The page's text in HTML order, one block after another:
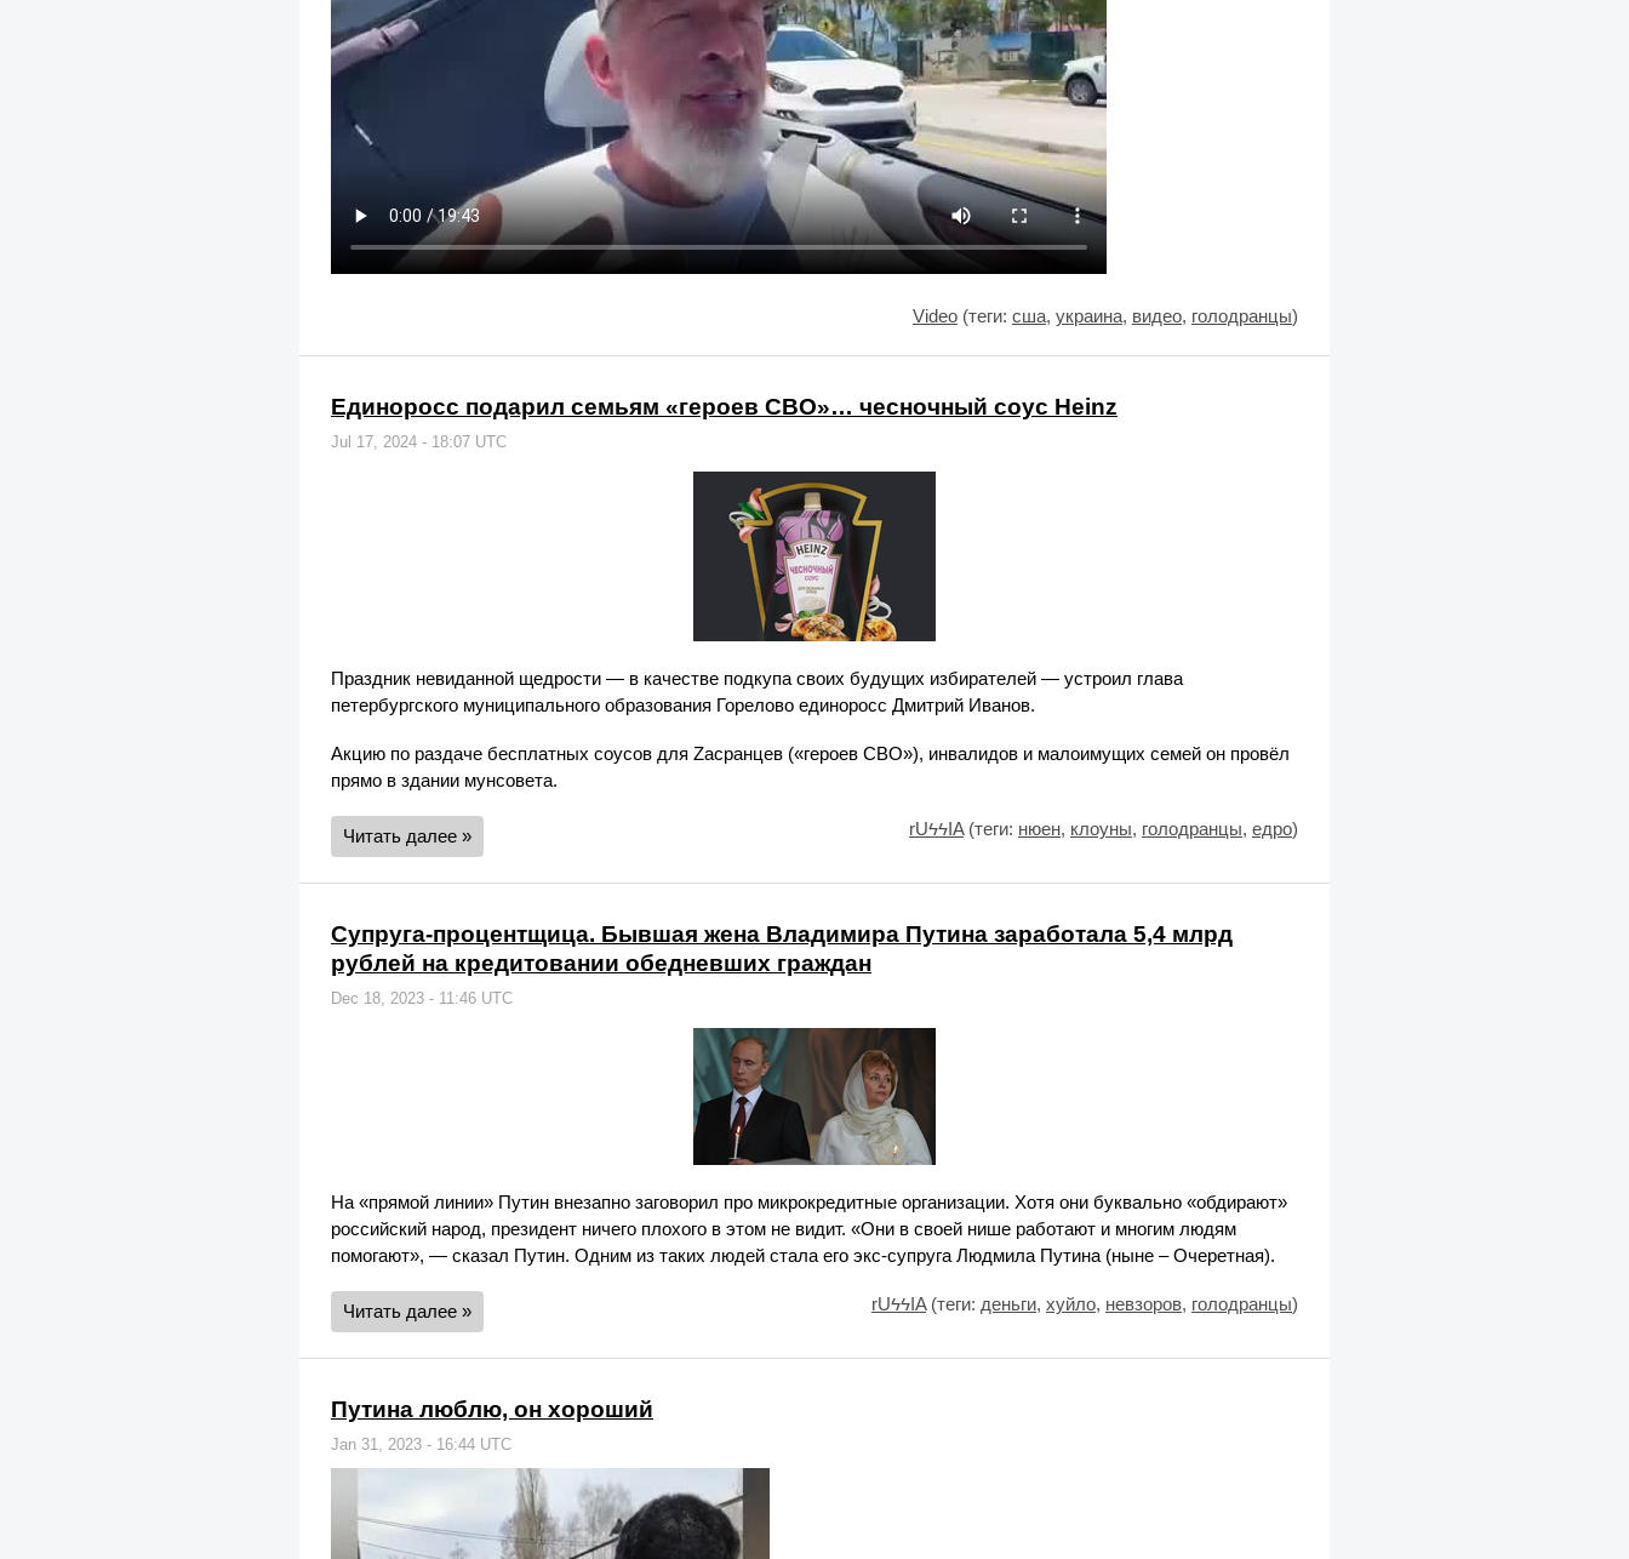
Video (теги: сша, украина, видео, голодранцы)
Единоросс подарил семьям «героев СВО»… чесночный соус Heinz
Jul 17, 2024 - 18:07 UTC
Праздник невиданной щедрости — в качестве подкупа своих будущих избирателей — устроил глава
петербургского муниципального образования Горелово единоросс Дмитрий Иванов.
Акцию по раздаче бесплатных соусов для Zасранцев («героев СВО»), инвалидов и малоимущих семей он провёл
прямо в здании мунсовета.
Читать далее » rUϟϟIA(теги: нюен, клоуны, голодранцы, едро)
Супруга-процентщица. Бывшая жена Владимира Путина заработала 5,4 млрд
рублей на кредитовании обедневших граждан
Dec 18, 2023 - 11:46 UTC
На «прямой линии» Путин внезапно заговорил про микрокредитные организации. Хотя они буквально «обдирают»
российский народ, президент ничего плохого в этом не видит. «Они в своей нише работают и многим людям
помогают», — сказал Путин. Одним из таких людей стала его экс-супруга Людмила Путина (ныне – Очеретная).
Читать далее » rUϟϟIA(теги: деньги, хуйло, невзоров, голодранцы)
Путина люблю, он хороший
Jan 31, 2023 - 16:44 UTC